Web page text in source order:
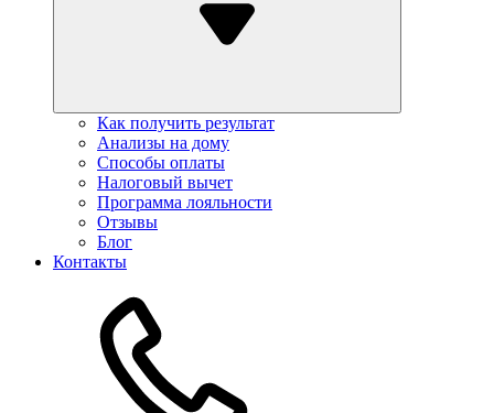
Как получить результат
Анализы на дому
Способы оплаты
Налоговый вычет
Программа лояльности
Отзывы
Блог
Контакты